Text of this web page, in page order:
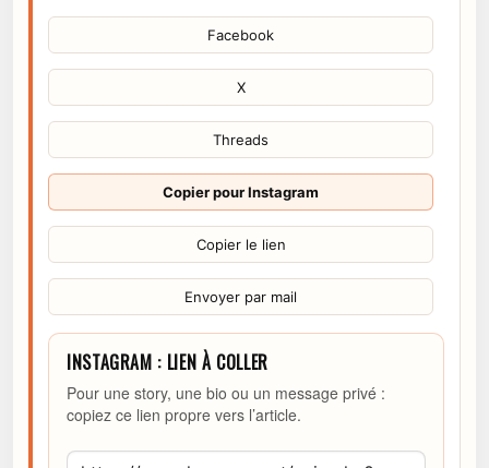
Facebook
X
Threads
Copier pour Instagram
Copier le lien
Envoyer par mail
INSTAGRAM : LIEN À COLLER
Pour une story, une bio ou un message privé :
copiez ce lien propre vers l’article.